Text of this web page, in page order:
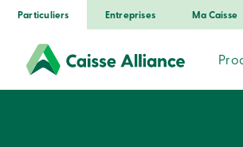
Particuliers Entreprises Ma Caisse